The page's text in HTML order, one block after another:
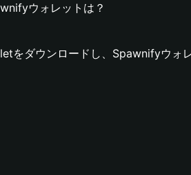
ウォレットは？
をダウンロードし、Spawnifyウォ